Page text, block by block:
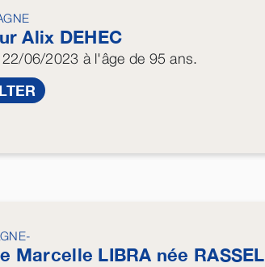
Alix DEHEC
22/06/2023 à l'âge de 95 ans.
Marcelle LIBRA née RASSEL